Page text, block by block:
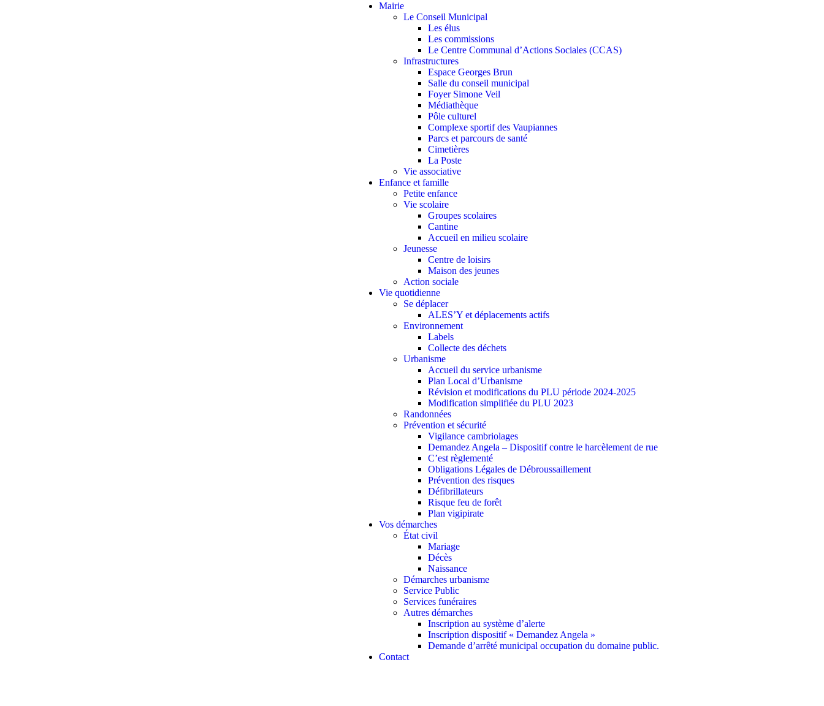
Mairie
Le Conseil Municipal
Les élus
Les commissions
Le Centre Communal d’Actions Sociales (CCAS)
Infrastructures
Espace Georges Brun
Salle du conseil municipal
Foyer Simone Veil
Médiathèque
Pôle culturel
Complexe sportif des Vaupiannes
Parcs et parcours de santé
Cimetières
La Poste
Vie associative
Enfance et famille
Petite enfance
Vie scolaire
Groupes scolaires
Cantine
Accueil en milieu scolaire
Jeunesse
Centre de loisirs
Maison des jeunes
Action sociale
Vie quotidienne
Se déplacer
ALES’Y et déplacements actifs
Environnement
Labels
Collecte des déchets
Urbanisme
Accueil du service urbanisme
Plan Local d’Urbanisme
Révision et modifications du PLU période 2024-2025
Modification simplifiée du PLU 2023
Randonnées
Prévention et sécurité
Vigilance cambriolages
Demandez Angela – Dispositif contre le harcèlement de rue
C’est règlementé
Obligations Légales de Débroussaillement
Prévention des risques
Défibrillateurs
Risque feu de forêt
Plan vigipirate
Vos démarches
État civil
Mariage
Décès
Naissance
Démarches urbanisme
Service Public
Services funéraires
Autres démarches
Inscription au système d’alerte
Inscription dispositif « Demandez Angela »
Demande d’arrêté municipal occupation du domaine public.
Contact